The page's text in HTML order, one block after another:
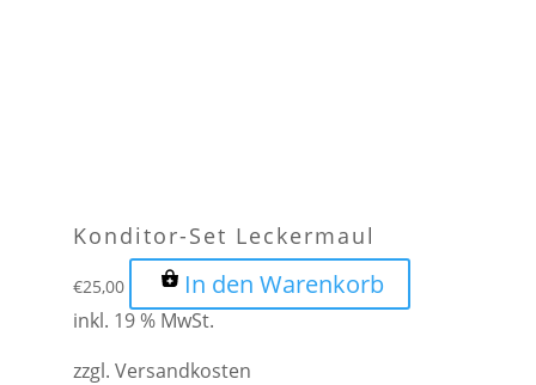
Konditor-Set Leckermaul
€25,00 In den Warenkorb
inkl. 19 % MwSt.
zzgl. Versandkosten